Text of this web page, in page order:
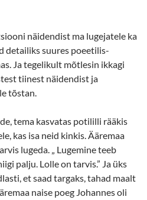
näidendist ma lugejatele ka
detailiks suures poeetilis-
Ja tegelikult mõtlesin ikkagi
tiinest näidendist ja
tõstan.
tema kasvatas potililli rääkis
kas isa neid kinkis. Ääremaa
lugeda. „ Lugemine teeb
palju. Lolle on tarvis.” Ja üks
et saad targaks, tahad maalt
naise poeg Johannes oli